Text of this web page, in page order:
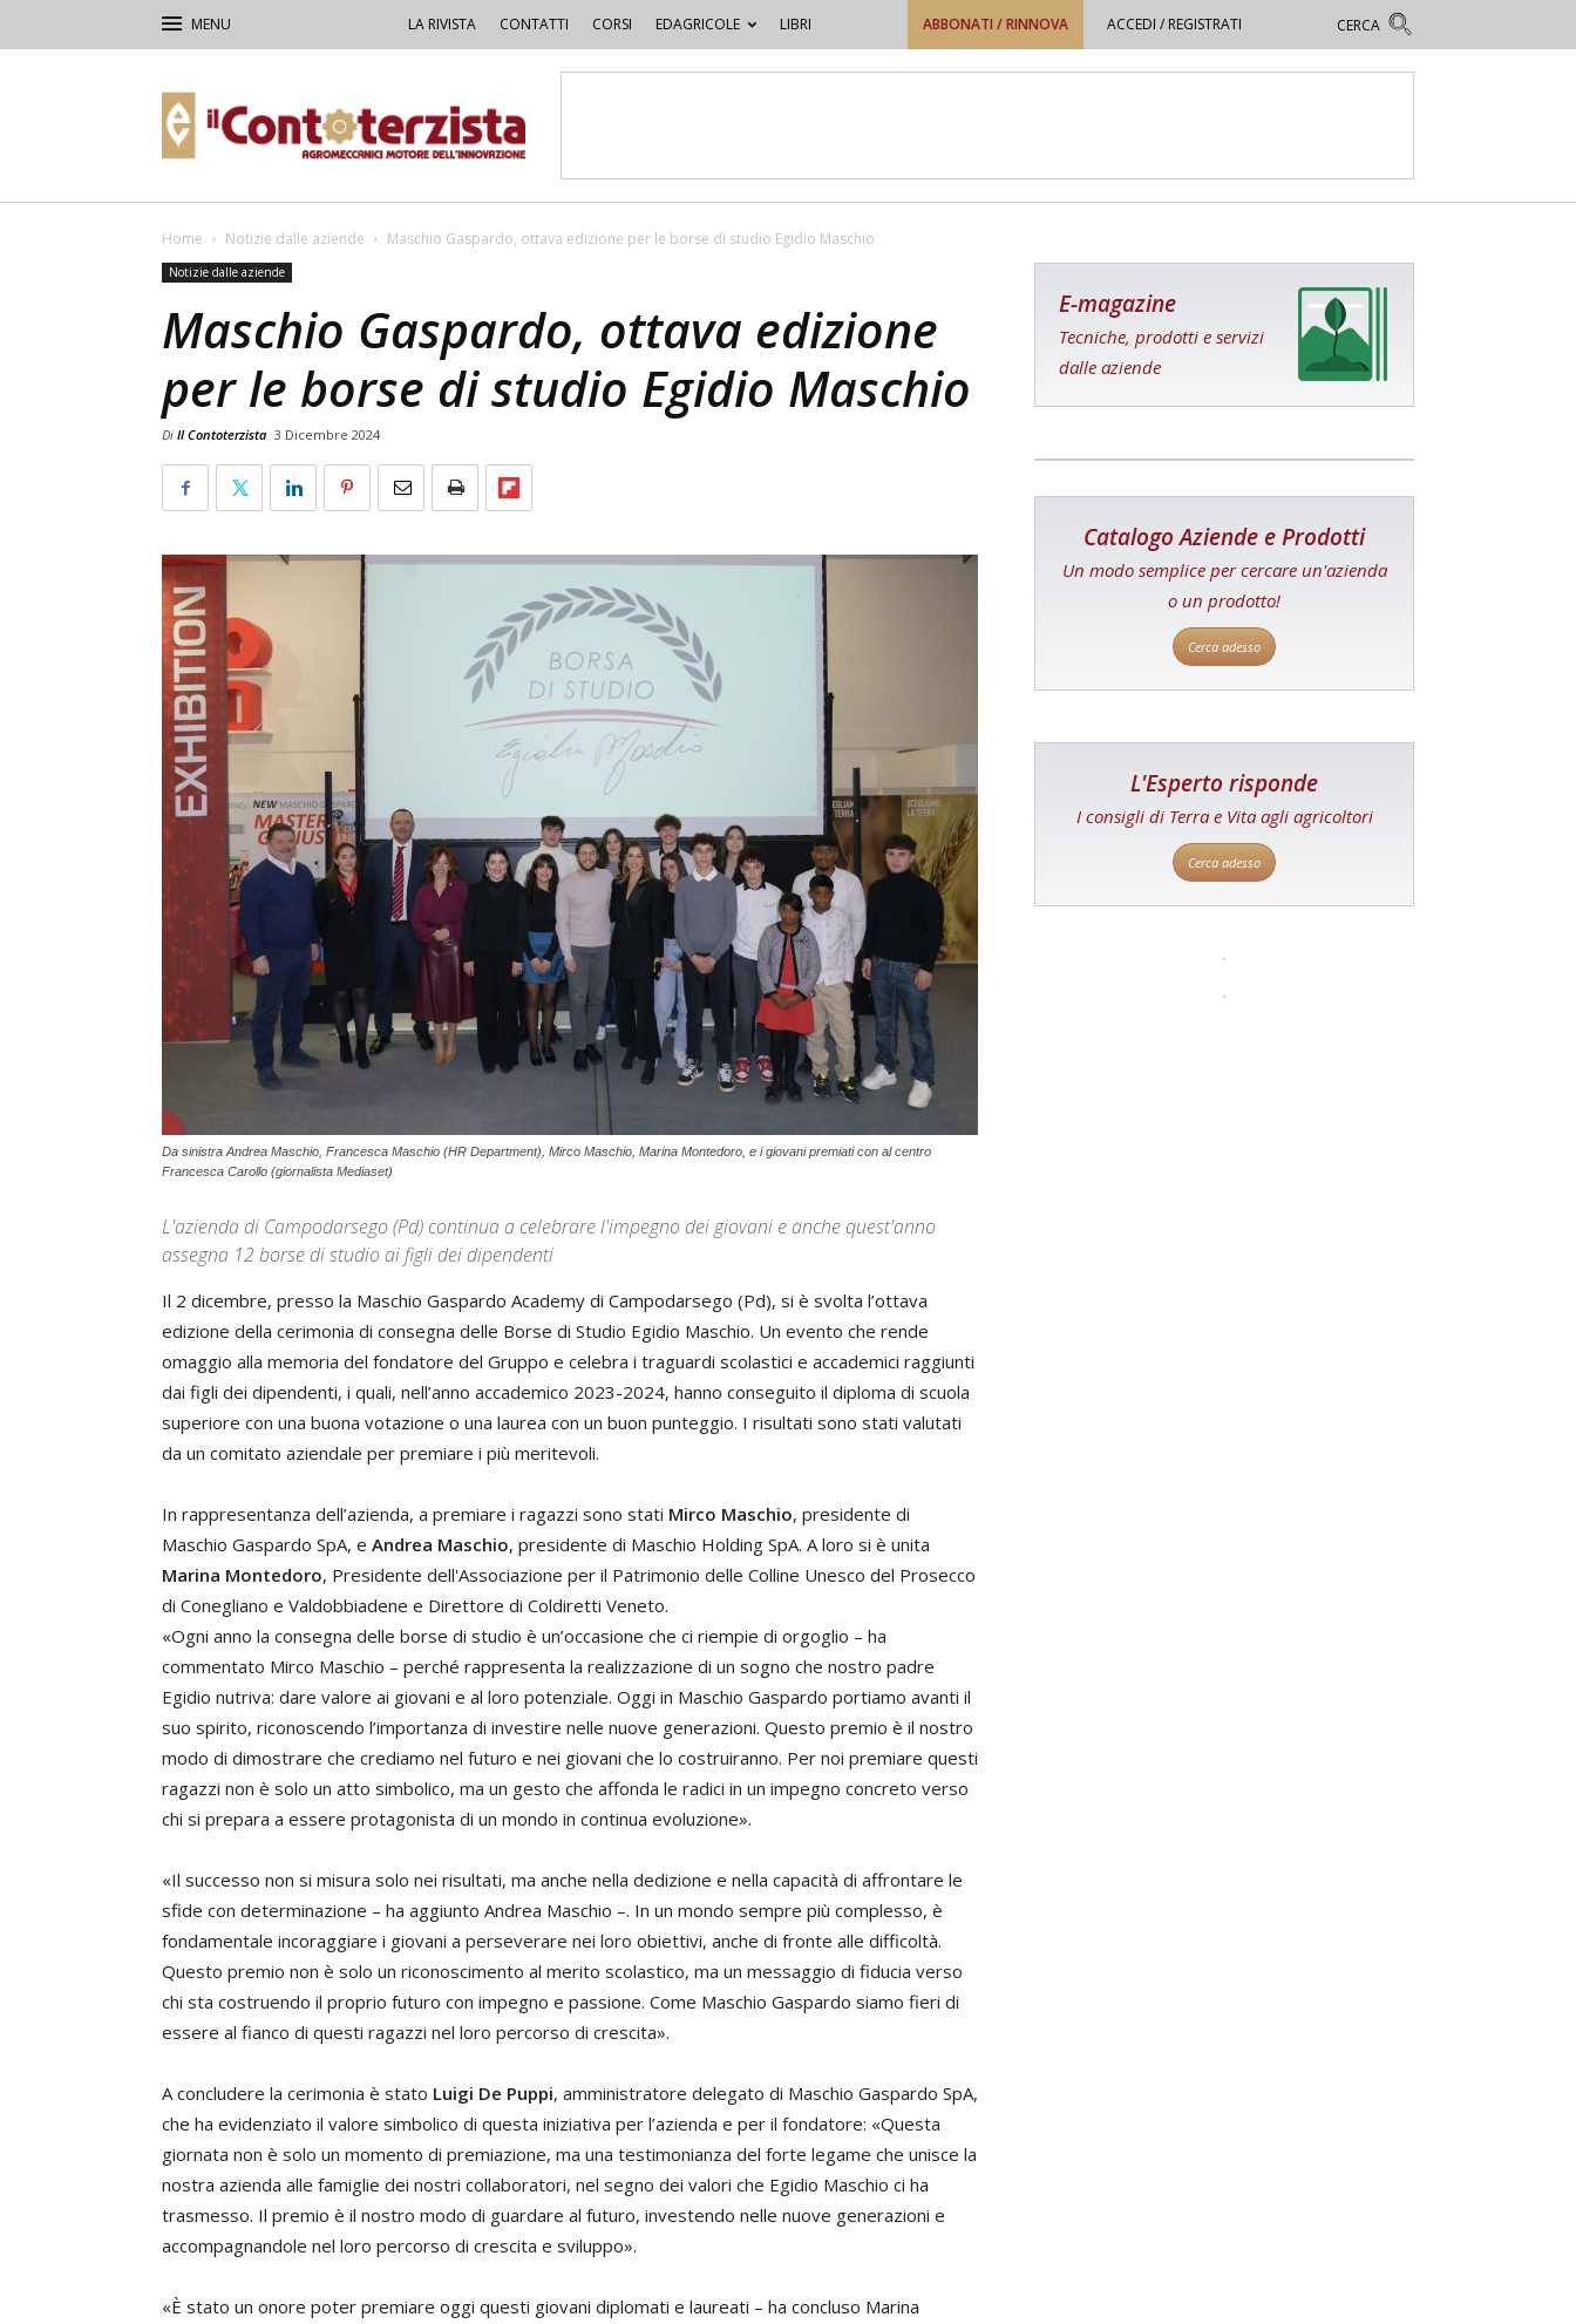
LA RIVISTA CONTATTI CORSI EDAGRICOLE LIBRI ABBONATI / RINNOVA ACCEDI / REGISTRATI
Contoterzista
Home Notizie dalle aziende Maschio Gaspardo, ottava edizione per le borse di studio Egidio Maschio
Notizie dalle aziende
Maschio Gaspardo, ottava edizione
per le borse di studio Egidio Maschio
Di Il Contoterzista 3 Dicembre 2024
Da sinistra Andrea Maschio, Francesca Maschio (HR Department), Mirco Maschio, Marina Montedoro, e i giovani premiati con al centro
Francesca Carollo (giornalista Mediaset)
L'azienda di Campodarsego (Pd) continua a celebrare l'impegno dei giovani e anche quest'anno
assegna 12 borse di studio ai figli dei dipendenti
Il 2 dicembre, presso la Maschio Gaspardo Academy di Campodarsego (Pd), si è svolta l’ottava
edizione della cerimonia di consegna delle Borse di Studio Egidio Maschio. Un evento che rende
omaggio alla memoria del fondatore del Gruppo e celebra i traguardi scolastici e accademici raggiunti
dai figli dei dipendenti, i quali, nell’anno accademico 2023-2024, hanno conseguito il diploma di scuola
superiore con una buona votazione o una laurea con un buon punteggio. I risultati sono stati valutati
da un comitato aziendale per premiare i più meritevoli.
In rappresentanza dell’azienda, a premiare i ragazzi sono stati Mirco Maschio, presidente di
Maschio Gaspardo SpA, e Andrea Maschio, presidente di Maschio Holding SpA. A loro si è unita
Marina Montedoro, Presidente dell'Associazione per il Patrimonio delle Colline Unesco del Prosecco
di Conegliano e Valdobbiadene e Direttore di Coldiretti Veneto.
«Ogni anno la consegna delle borse di studio è un’occasione che ci riempie di orgoglio – ha
commentato Mirco Maschio – perché rappresenta la realizzazione di un sogno che nostro padre
Egidio nutriva: dare valore ai giovani e al loro potenziale. Oggi in Maschio Gaspardo portiamo avanti il
suo spirito, riconoscendo l’importanza di investire nelle nuove generazioni. Questo premio è il nostro
modo di dimostrare che crediamo nel futuro e nei giovani che lo costruiranno. Per noi premiare questi
ragazzi non è solo un atto simbolico, ma un gesto che affonda le radici in un impegno concreto verso
chi si prepara a essere protagonista di un mondo in continua evoluzione».
«Il successo non si misura solo nei risultati, ma anche nella dedizione e nella capacità di affrontare le
sfide con determinazione – ha aggiunto Andrea Maschio –. In un mondo sempre più complesso, è
fondamentale incoraggiare i giovani a perseverare nei loro obiettivi, anche di fronte alle difficoltà.
Questo premio non è solo un riconoscimento al merito scolastico, ma un messaggio di fiducia verso
chi sta costruendo il proprio futuro con impegno e passione. Come Maschio Gaspardo siamo fieri di
essere al fianco di questi ragazzi nel loro percorso di crescita».
A concludere la cerimonia è stato Luigi De Puppi, amministratore delegato di Maschio Gaspardo SpA,
che ha evidenziato il valore simbolico di questa iniziativa per l’azienda e per il fondatore: «Questa
giornata non è solo un momento di premiazione, ma una testimonianza del forte legame che unisce la
nostra azienda alle famiglie dei nostri collaboratori, nel segno dei valori che Egidio Maschio ci ha
trasmesso. Il premio è il nostro modo di guardare al futuro, investendo nelle nuove generazioni e
accompagnandole nel loro percorso di crescita e sviluppo».
«È stato un onore poter premiare oggi questi giovani diplomati e laureati – ha concluso Marina
E-magazine
Tecniche, prodotti e servizi
dalle aziende
Catalogo Aziende e Prodotti
Un modo semplice per cercare un'azienda
o un prodotto!
Cerca adesso
L'Esperto risponde
I consigli di Terra e Vita agli agricoltori
Cerca adesso